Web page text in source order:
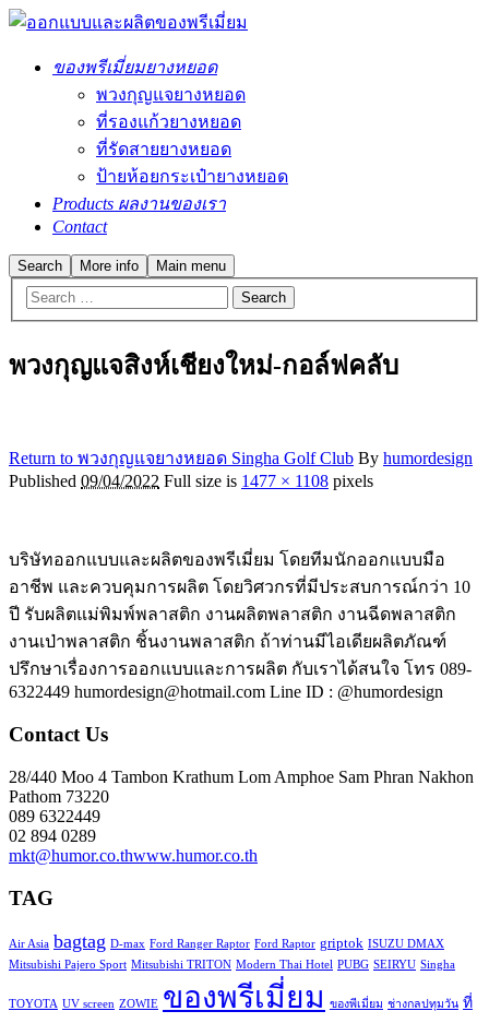
ของพรีเมี่ยมยางหยอด
พวงกุญแจยางหยอด
ที่รองแก้วยางหยอด
ที่รัดสายยางหยอด
ป้ายห้อยกระเป๋ายางหยอด
Products ผลงานของเรา
Contact
Search More info Main menu
พวงกุญแจสิงห์เชียงใหม่-กอล์ฟคลับ
Return to พวงกุญแจยางหยอด Singha Golf Club By humordesign
Published 09/04/2022 Full size is 1477 × 1108 pixels
บริษัทออกแบบและผลิตของพรีเมี่ยม โดยทีมนักออกแบบมือ
อาชีพ และควบคุมการผลิต โดยวิศวกรที่มีประสบการณ์กว่า 10
ปี รับผลิตแม่พิมพ์พลาสติก งานผลิตพลาสติก งานฉีดพลาสติก
งานเป่าพลาสติก ชิ้นงานพลาสติก ถ้าท่านมีไอเดียผลิตภัณฑ์
ปรึกษาเรื่องการออกแบบและการผลิต กับเราได้สนใจ โทร 089-
6322449 humordesign@hotmail.com Line ID : @humordesign
Contact Us
28/440 Moo 4 Tambon Krathum Lom Amphoe Sam Phran Nakhon
Pathom 73220
089 6322449
02 894 0289
mkt@humor.co.thwww.humor.co.th
TAG
Air Asia bagtag D-max Ford Ranger Raptor Ford Raptor griptok ISUZU DMAX
Mitsubishi Pajero Sport Mitsubishi TRITON Modern Thai Hotel PUBG SEIRYU Singha
TOYOTA UV screen ZOWIE ของพรีเมี่ยม ของพีเมี่ยม ช่างกลปทุมวัน ที่